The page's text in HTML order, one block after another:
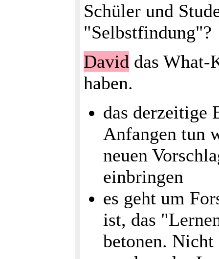
Schüler und
"Selbstfindung"?
David das What-
haben.
das derzeitige
Anfangen tun
neuen
einbringen
es geht um
ist, das
betonen.